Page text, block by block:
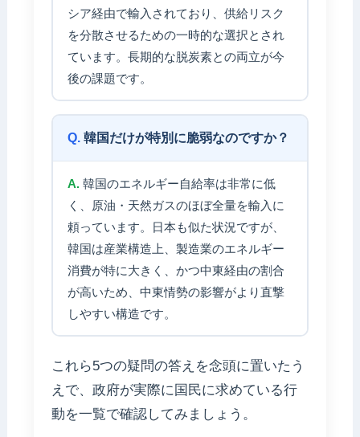
シア経由で輸入されており、供給リスク
を分散させるための一時的な選択とされ
ています。長期的な脱炭素との両立が今
後の課題です。
韓国だけが特別に脆弱なのですか？
韓国のエネルギー自給率は非常に低
く、原油・天然ガスのほぼ全量を輸入に
頼っています。日本も似た状況ですが、
韓国は産業構造上、製造業のエネルギー
消費が特に大きく、かつ中東経由の割合
が高いため、中東情勢の影響がより直撃
しやすい構造です。
これら5つの疑問の答えを念頭に置いたう
えで、政府が実際に国民に求めている行
動を一覧で確認してみましょう。